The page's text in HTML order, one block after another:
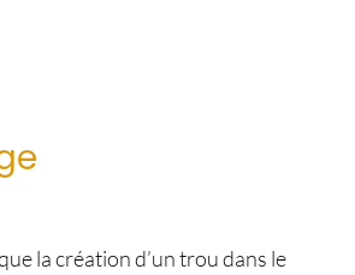
la création d’un trou dans le